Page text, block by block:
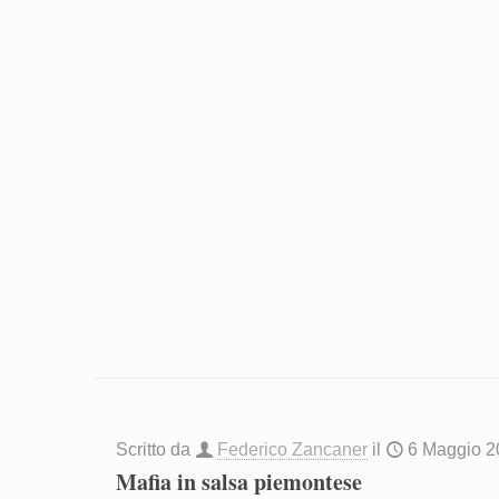
Scritto da Federico Zancaner il 6 Maggio
Mafia in salsa piemontese